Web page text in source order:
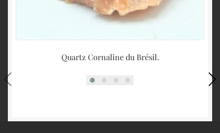
Quartz Cornaline du Brésil.